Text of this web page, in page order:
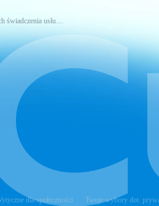
O Warunkach świadczenia usług CapCut
dla społeczności Twoje wybory dot.